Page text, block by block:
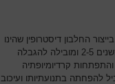
החלבון דיסטרופין שהינו
מרכיב חיוני בשלד ממברנת השריר. התסמונת מופיעה בבנים בין השנים 2-5 ומובילה להגבלה
והתפתחות קרדיומיופתיה
להפחתה בתנועתיותו ועיכוב